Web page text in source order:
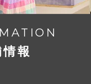
】
ランドセル用
レインカバー
報